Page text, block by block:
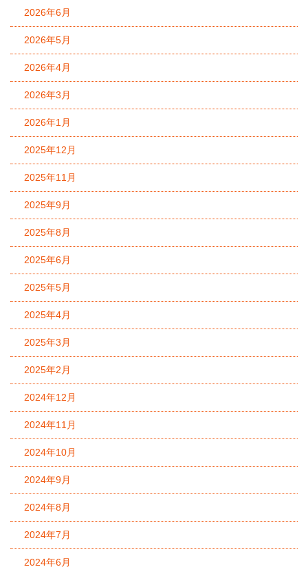
2026年6月
2026年5月
2026年4月
2026年3月
2026年1月
2025年12月
2025年11月
2025年9月
2025年8月
2025年6月
2025年5月
2025年4月
2025年3月
2025年2月
2024年12月
2024年11月
2024年10月
2024年9月
2024年8月
2024年7月
2024年6月